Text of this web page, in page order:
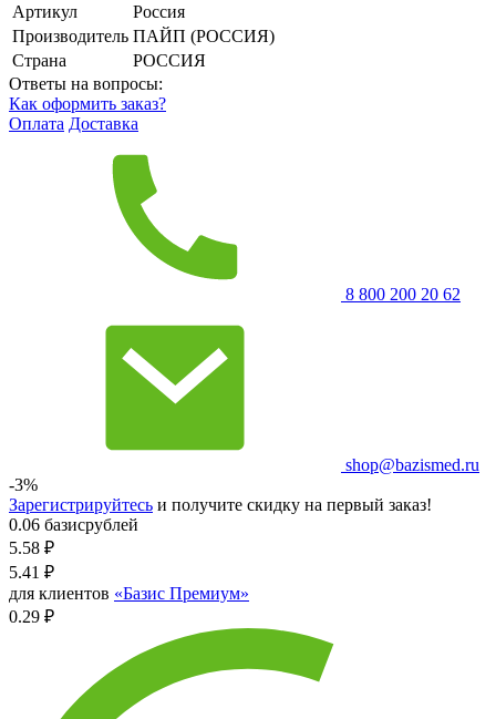
Артикул
Россия
Производитель ПАЙП (РОССИЯ)
Страна
РОССИЯ
Ответы на вопросы:
Как оформить заказ?
Оплата Доставка
8 800 200 20 62
shop@bazismed.ru
-3%
Зарегистрируйтесь и получите скидку на первый заказ!
0.06 базисрублей
5.58 ₽
5.41 ₽
для клиентов «Базис Премиум»
0.29 ₽